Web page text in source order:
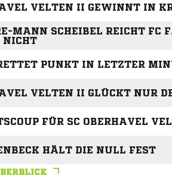
VELTEN II GEWINNT IN
MANN SCHEIBEL REICHT FC
NICHT
PUNKT IN LETZTER
VELTEN II GLÜCKT NUR
FÜR SC OBERHAVEL
HÄLT DIE NULL FEST